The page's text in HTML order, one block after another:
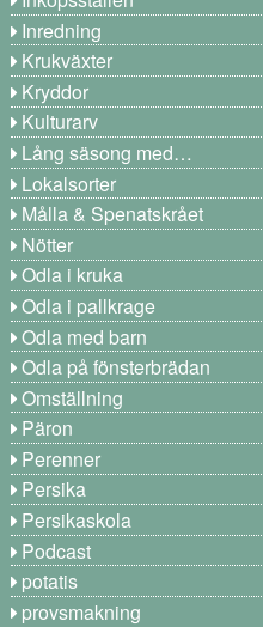
Inredning
Krukväxter
Kryddor
Kulturarv
Lång säsong med…
Lokalsorter
Målla & Spenatskrået
Nötter
Odla i kruka
Odla i pallkrage
Odla med barn
Odla på fönsterbrädan
Omställning
Päron
Perenner
Persika
Persikaskola
Podcast
potatis
provsmakning